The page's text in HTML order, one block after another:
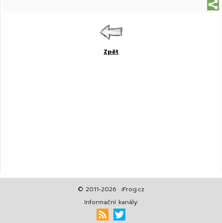
Zpět
© 2011-2026 iFrog.cz
Informační kanály: